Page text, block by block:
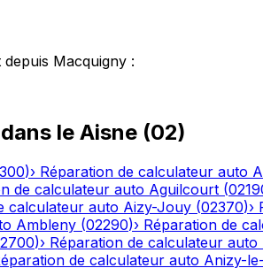
Macquigny :
dans le Aisne (02)
)› Réparation de calculateur auto
de calculateur auto Aguilcourt (
calculateur auto Aizy-Jouy (02370)›
Ambleny (02290)› Réparation de
)› Réparation de calculateur auto
de calculateur auto Anizy-